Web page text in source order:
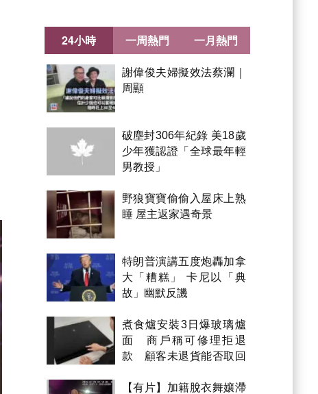
24小時
謝偉俊夫婦擬效法蔡瀾｜
周顯
破塵封306年紀錄 美18歲
少年獲認證「全球最年輕
男教授」
野狼寶寶偷偷入屋床上熟
睡 屋主返家遇奇景
特朗普演講五度炮轟加拿
大「糟糕」 卡尼以「典
故」幽默反譏
煮食爐安裝3日爆玻璃爐
面 商戶稱可修理拒退
款 顧客未退貨能否取回
【有片】加籍脫衣舞孃滯
一周熱門 一月熱門